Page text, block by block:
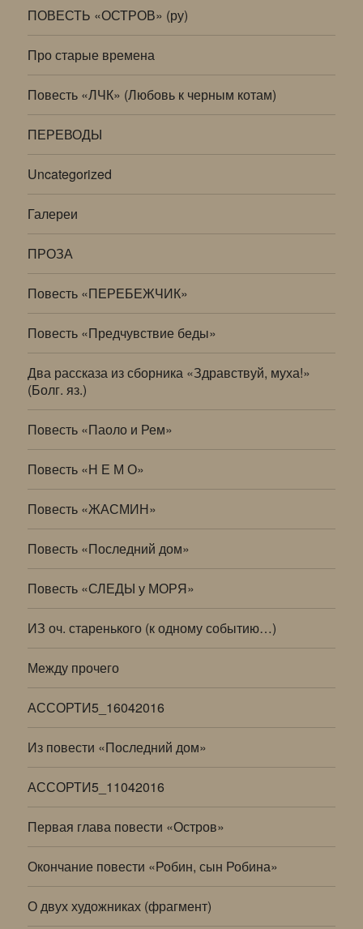
ПОВЕСТЬ «ОСТРОВ» (ру)
Про старые времена
Повесть «ЛЧК» (Любовь к черным котам)
ПЕРЕВОДЫ
Uncategorized
Галереи
ПРОЗА
Повесть «ПЕРЕБЕЖЧИК»
Повесть «Предчувствие беды»
Два рассказа из сборника «Здравствуй, муха!»
(Болг. яз.)
Повесть «Паоло и Рем»
Повесть «Н Е М О»
Повесть «ЖАСМИН»
Повесть «Последний дом»
Повесть «СЛЕДЫ у МОРЯ»
ИЗ оч. старенького (к одному событию…)
Между прочего
АССОРТИ5_16042016
Из повести «Последний дом»
АССОРТИ5_11042016
Первая глава повести «Остров»
Окончание повести «Робин, сын Робина»
О двух художниках (фрагмент)